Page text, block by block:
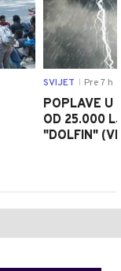
SVIJET Pre 7 h
POPLAVE U
OD 25.000
"DOLFIN"